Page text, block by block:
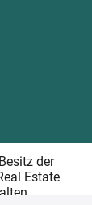
der
Estate